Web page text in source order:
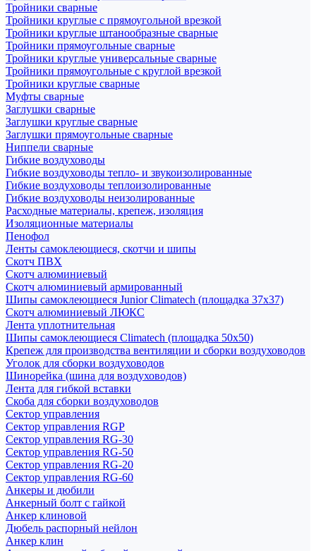
Тройники сварные
Тройники круглые с прямоугольной врезкой
Тройники круглые штанообразные сварные
Тройники прямоугольные сварные
Тройники круглые универсальные сварные
Тройники прямоугольные с круглой врезкой
Тройники круглые сварные
Муфты сварные
Заглушки сварные
Заглушки круглые сварные
Заглушки прямоугольные сварные
Ниппели сварные
Гибкие воздуховоды
Гибкие воздуховоды тепло- и звукоизолированные
Гибкие воздуховоды теплоизолированные
Гибкие воздуховоды неизолированные
Расходные материалы, крепеж, изоляция
Изоляционные материалы
Пенофол
Ленты самоклеющиеся, скотчи и шипы
Скотч ПВХ
Скотч алюминиевый
Скотч алюминиевый армированный
Шипы самоклеющиеся Junior Climatech (площадка 37х37)
Скотч алюминиевый ЛЮКС
Лента уплотнительная
Шипы самоклеющиеся Climatech (площадка 50х50)
Крепеж для производства вентиляции и сборки воздуховодов
Уголок для сборки воздуховодов
Шинорейка (шина для воздуховодов)
Лента для гибкой вставки
Скоба для сборки воздуховодов
Сектор управления
Сектор управления RGP
Сектор управления RG-30
Сектор управления RG-50
Сектор управления RG-20
Сектор управления RG-60
Анкеры и дюбили
Анкерный болт с гайкой
Анкер клиновой
Дюбель распорный нейлон
Анкер клин